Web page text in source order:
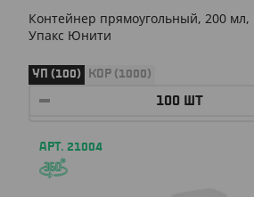
Контейнер прямоугольный, 200
Упакс Юнити
УП (100) КОР (1000)
АРТ. 21004